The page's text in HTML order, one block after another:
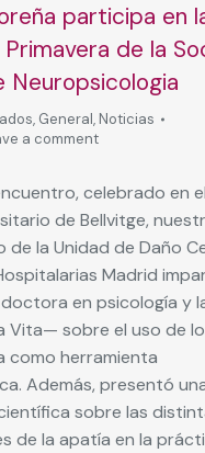
participa en
de la
Neuropsicologia
, General, Noticias
a comment
celebrado en el
de Bellvitge,
de la Unidad de Daño
Madrid
en psicología y
Vita— sobre el uso de
como herramienta
Además, presentó
sobre las
de la apatía en la